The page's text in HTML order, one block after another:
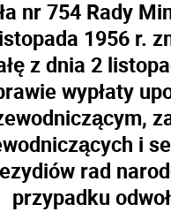
nr 754 Rady
1956 r.
z dnia 2
wypłaty
i
rad
przypadku